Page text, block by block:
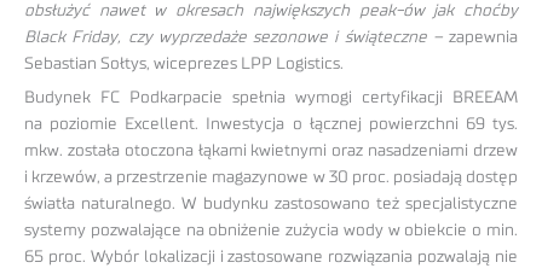
obsłużyć nawet w okresach największych peak-ów jak choćby
Black Friday, czy wyprzedaże sezonowe i świąteczne –zapewnia
Sebastian Sołtys, wiceprezes LPP Logistics.
Budynek FC Podkarpacie spełnia wymogi certyfikacji BREEAM
na poziomie Excellent. Inwestycja o łącznej powierzchni 69 tys.
mkw. została otoczona łąkami kwietnymi oraz nasadzeniami drzew
i krzewów, a przestrzenie magazynowe w 30 proc. posiadają dostęp
światła naturalnego. W budynku zastosowano też specjalistyczne
systemy pozwalające na obniżenie zużycia wody w obiekcie o min.
65 proc. Wybór lokalizacji i zastosowane rozwiązania pozwalają nie